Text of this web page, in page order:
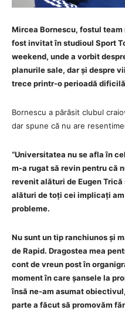
Mircea Bornescu, fostul team
fost invitat în studioul Sport
weekend, unde a vorbit
planurile sale, dar și despre
trece printr-o perioadă
Bornescu a părăsit clubul
dar spune că nu are
“Universitatea nu se afla în
m-a rugat să revin pentru că
revenit alături de Eugen
alături de toți cei implicați
probleme.
Nu sunt un tip ranchiunos și
de Rapid. Dragostea mea
cont de vreun post în
moment în care șansele la
însă ne-am asumat
parte a făcut să promovăm